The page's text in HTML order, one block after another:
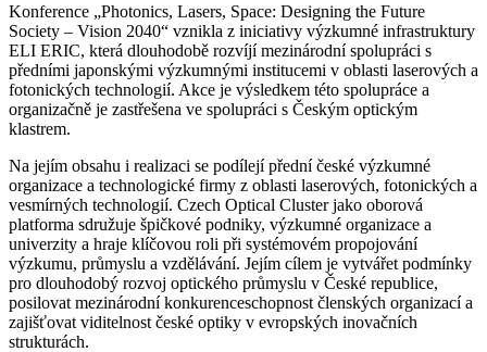
Konference „Photonics, Lasers, Space: Designing the Future
Society – Vision 2040“ vznikla z iniciativy výzkumné infrastruktury
ELI ERIC, která dlouhodobě rozvíjí mezinárodní spolupráci s
předními japonskými výzkumnými institucemi v oblasti laserových a
fotonických technologií. Akce je výsledkem této spolupráce a
organizačně je zastřešena ve spolupráci s Českým optickým
klastrem.
Na jejím obsahu i realizaci se podílejí přední české výzkumné
organizace a technologické firmy z oblasti laserových, fotonických a
vesmírných technologií. Czech Optical Cluster jako oborová
platforma sdružuje špičkové podniky, výzkumné organizace a
univerzity a hraje klíčovou roli při systémovém propojování
výzkumu, průmyslu a vzdělávání. Jejím cílem je vytvářet podmínky
pro dlouhodobý rozvoj optického průmyslu v České republice,
posilovat mezinárodní konkurenceschopnost členských organizací a
zajišťovat viditelnost české optiky v evropských inovačních
strukturách.